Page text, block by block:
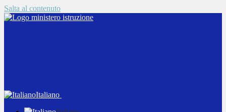
Salta al contenuto
Italiano